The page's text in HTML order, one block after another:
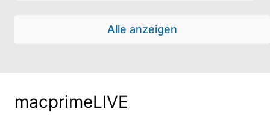
Alle anzeigen
macprimeLIVE